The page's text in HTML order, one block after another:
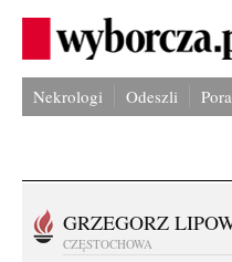
Nekrologi Odeszli
GRZEGORZ
CZĘSTOCHOWA